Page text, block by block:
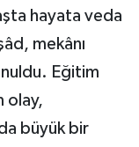
hayata veda
mekânı
Eğitim
olay,
büyük bir